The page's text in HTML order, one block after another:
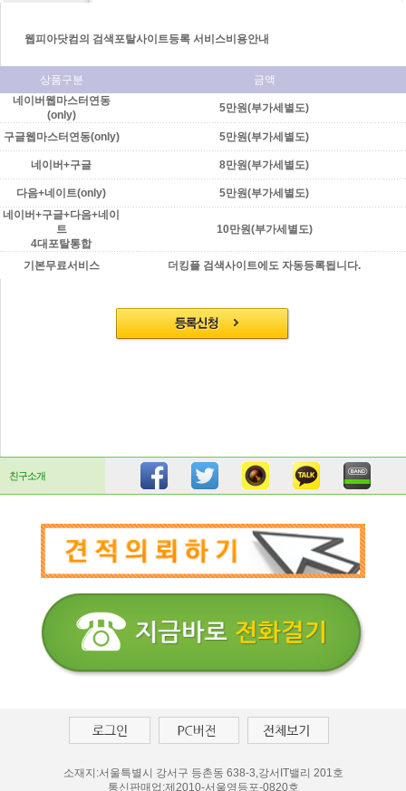
웹피아닷컴의 검색포탈사이트등록 서비스비용안내
상품구분
금액
네이버웹마스터연동
(only)
5만원(부가세별도)
구글웹마스터연동(only) 5만원(부가세별도)
네이버+구글 8만원(부가세별도)
다음+네이트(only)
5만원(부가세별도)
네이버+구글+다음+네이
트
4대포탈통합
10만원(부가세별도)
기본무료서비스 더킹플 검색사이트에도 자동등록됩니다.
친구소개
소재지:서울특별시 강서구 등촌동 638-3,강서IT밸리 201호
통신판매업:제2010-서울영등포-0820호